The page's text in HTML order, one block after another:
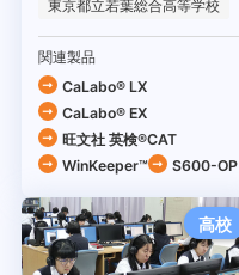
東京都立若葉総合高等学校
関連製品
CaLabo® LX
CaLabo® EX
旺文社 英検®CAT
WinKeeper™
S600-OP
高校